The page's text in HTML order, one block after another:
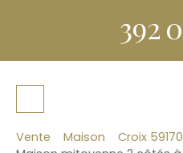
392
Vente Maison
Croix 59170